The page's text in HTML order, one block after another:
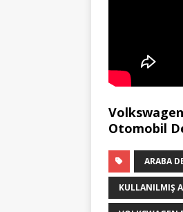
Otomobil
ARABA
KULLANILMIŞ